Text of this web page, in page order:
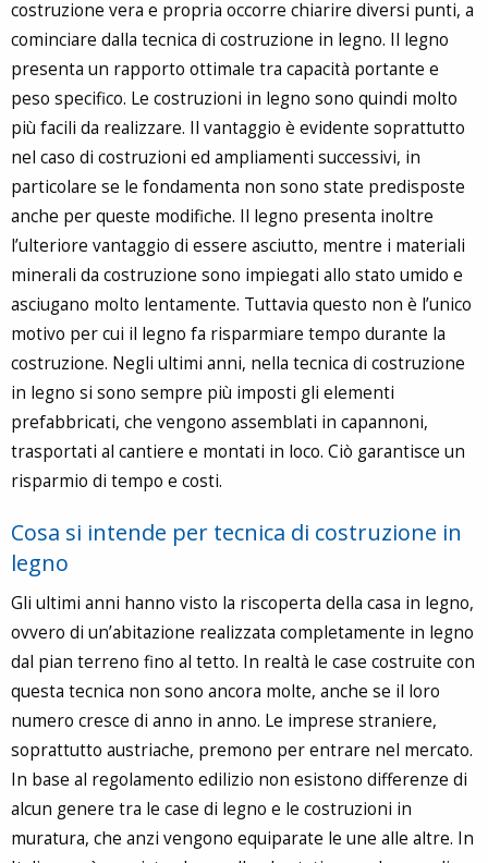
costruzione vera e propria occorre chiarire diversi punti, a
cominciare dalla tecnica di costruzione in legno. Il legno
presenta un rapporto ottimale tra capacità portante e
peso specifico. Le costruzioni in legno sono quindi molto
più facili da realizzare. Il vantaggio è evidente soprattutto
nel caso di costruzioni ed ampliamenti successivi, in
particolare se le fondamenta non sono state predisposte
anche per queste modifiche. Il legno presenta inoltre
l’ulteriore vantaggio di essere asciutto, mentre i materiali
minerali da costruzione sono impiegati allo stato umido e
asciugano molto lentamente. Tuttavia questo non è l’unico
motivo per cui il legno fa risparmiare tempo durante la
costruzione. Negli ultimi anni, nella tecnica di costruzione
in legno si sono sempre più imposti gli elementi
prefabbricati, che vengono assemblati in capannoni,
trasportati al cantiere e montati in loco. Ciò garantisce un
risparmio di tempo e costi.
Cosa si intende per tecnica di costruzione in
legno
Gli ultimi anni hanno visto la riscoperta della casa in legno,
ovvero di un’abitazione realizzata completamente in legno
dal pian terreno fino al tetto. In realtà le case costruite con
questa tecnica non sono ancora molte, anche se il loro
numero cresce di anno in anno. Le imprese straniere,
soprattutto austriache, premono per entrare nel mercato.
In base al regolamento edilizio non esistono differenze di
alcun genere tra le case di legno e le costruzioni in
muratura, che anzi vengono equiparate le une alle altre. In